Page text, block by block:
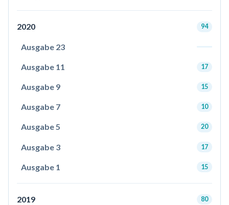
2020 94
Ausgabe 23
Ausgabe 11 17
Ausgabe 9 15
Ausgabe 7 10
Ausgabe 5 20
Ausgabe 3 17
Ausgabe 1 15
2019 80